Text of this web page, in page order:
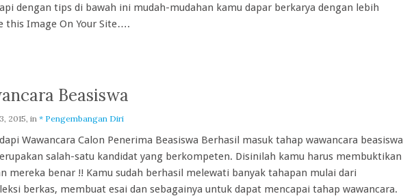
dengan tips di bawah ini mudah-mudahan kamu dapar berkarya dengan lebih
this Image On Your Site….
Beasiswa
2015 , in * Pengembangan Diri
Wawancara Calon Penerima Beasiswa Berhasil masuk tahap wawancara beasiswa
salah-satu kandidat yang berkompeten. Disinilah kamu harus membuktikan
mereka benar !! Kamu sudah berhasil melewati banyak tahapan mulai dari
berkas, membuat esai dan sebagainya untuk dapat mencapai tahap wawancara.